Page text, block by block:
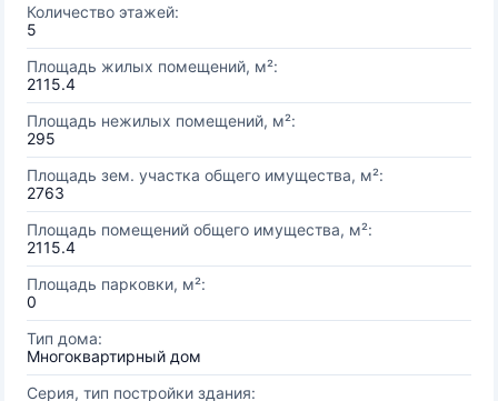
Количество этажей:
5
Площадь жилых помещений, м²:
2115.4
Площадь нежилых помещений, м²:
295
Площадь зем. участка общего имущества, м²:
2763
Площадь помещений общего имущества, м²:
2115.4
Площадь парковки, м²:
0
Тип дома:
Многоквартирный дом
Серия, тип постройки здания: